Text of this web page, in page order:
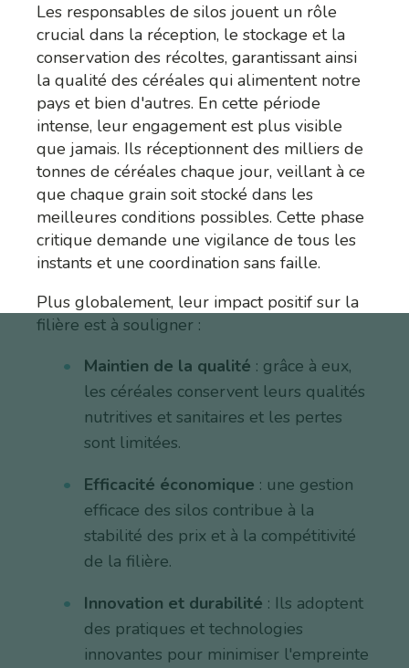
Les responsables de silos jouent un rôle
crucial dans la réception, le stockage et la
conservation des récoltes, garantissant ainsi
la qualité des céréales qui alimentent notre
pays et bien d'autres. En cette période
intense, leur engagement est plus visible
que jamais. Ils réceptionnent des milliers de
tonnes de céréales chaque jour, veillant à ce
que chaque grain soit stocké dans les
meilleures conditions possibles. Cette phase
critique demande une vigilance de tous les
instants et une coordination sans faille.
Plus globalement, leur impact positif sur la
filière est à souligner :
Maintien de la qualité : grâce à eux,
les céréales conservent leurs qualités
nutritives et sanitaires et les pertes
sont limitées.
Efficacité économique : une gestion
efficace des silos contribue à la
stabilité des prix et à la compétitivité
de la filière.
Innovation et durabilité : Ils adoptent
des pratiques et technologies
innovantes pour minimiser l'empreinte